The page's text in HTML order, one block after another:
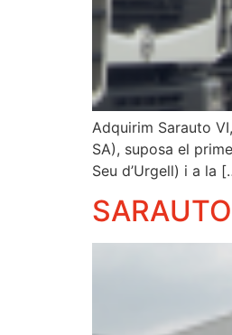
Adquirim Sarauto
SA), suposa el
Seu d’Urgell) i a la